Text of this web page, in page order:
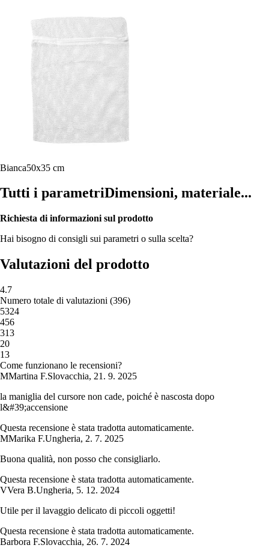
Bianca50x35 cm
Tutti i parametriDimensioni, materiale...
Richiesta di informazioni sul prodotto
Hai bisogno di consigli sui parametri o sulla scelta?
Valutazioni del prodotto
4.7
Numero totale di valutazioni (396)
5324
456
313
20
13
Come funzionano le recensioni?
MMartina F.Slovacchia, 21. 9. 2025
la maniglia del cursore non cade, poiché è nascosta dopo
l&#39;accensione
Questa recensione è stata tradotta automaticamente.
MMarika F.Ungheria, 2. 7. 2025
Buona qualità, non posso che consigliarlo.
Questa recensione è stata tradotta automaticamente.
VVera B.Ungheria, 5. 12. 2024
Utile per il lavaggio delicato di piccoli oggetti!
Questa recensione è stata tradotta automaticamente.
Barbora F.Slovacchia, 26. 7. 2024